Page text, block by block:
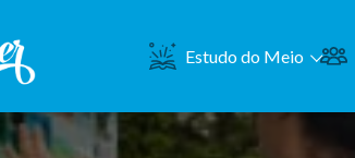
Estudo do Meio